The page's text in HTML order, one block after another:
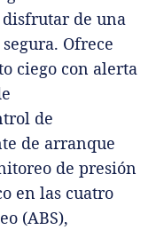
de una
Ofrece
ciego con alerta
de
de arranque
de presión
en las cuatro
(ABS),